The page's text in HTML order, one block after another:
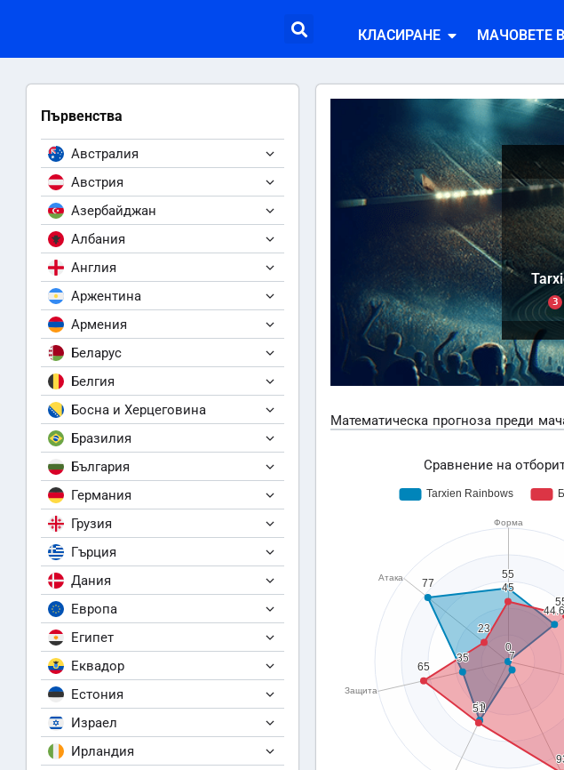
КЛАСИРАНЕ МАЧОВЕТЕ
Първенства
Австралия
Австрия
Азербайджан
Албания
Англия
Аржентина
Армения
Беларус
Белгия
Босна и Херцеговина
Бразилия
България
Германия
Грузия
Гърция
Дания
Европа
Египет
Еквадор
Естония
Израел
Ирландия
З
Математическа прогноза преди
Сравнение на